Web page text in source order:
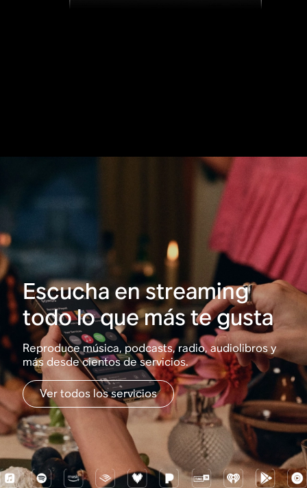
Escucha en streaming
todo lo que más te gusta
Reproduce música, podcasts, radio, audiolibros y
más desde cientos de servicios.
Ver todos los servicios